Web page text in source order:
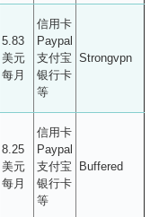
5.83
美元
每月
信用卡
Paypal
支付宝
银行卡
等
Strongvpn
8.25
美元
每月
信用卡
Paypal
支付宝
银行卡
等
Buffered